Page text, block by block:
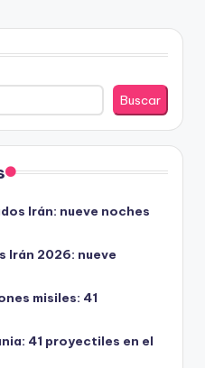
Buscar
Irán: nueve noches
Irán 2026: nueve
misiles: 41
41 proyectiles en el